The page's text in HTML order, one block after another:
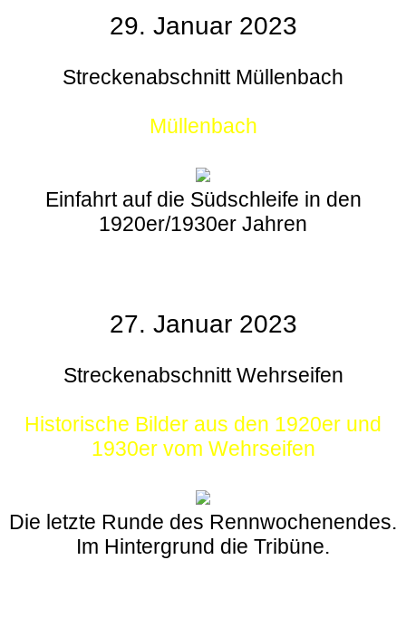
29. Januar 2023
Streckenabschnitt Müllenbach
Müllenbach
Einfahrt auf die Südschleife in den
1920er/1930er Jahren
27. Januar 2023
Streckenabschnitt Wehrseifen
Historische Bilder aus den 1920er und
1930er vom Wehrseifen
Die letzte Runde des Rennwochenendes.
Im Hintergrund die Tribüne.